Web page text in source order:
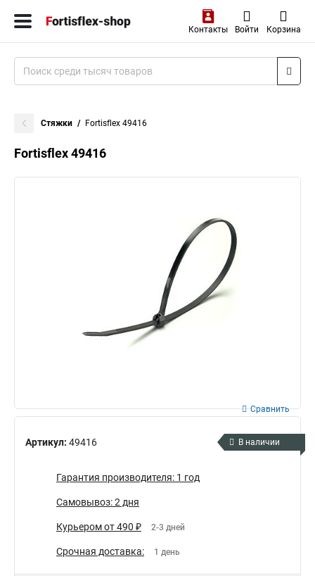
Контакты Войти Корзина
Стяжки Fortisflex 49416
Fortisflex 49416
Артикул: 49416
Сравнить
В наличии
Гарантия производителя: 1 год
Самовывоз: 2 дня
Курьером от 490 ₽ 2-3 дней
Срочная доставка: 1 день